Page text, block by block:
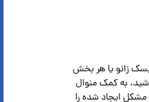
زانو یا هر بخش
به کمک منوال
مشکل ایجاد شده را